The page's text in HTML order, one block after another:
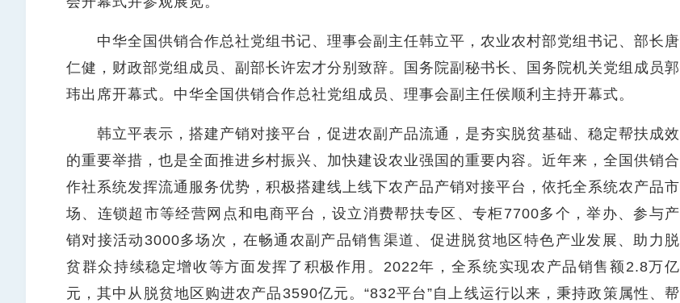
中华全国供销合作总社党组书记、理事会副主任韩立平，农业农村部党组书记、部长唐
仁健，财政部党组成员、副部长许宏才分别致辞。国务院副秘书长、国务院机关党组成员郭
玮出席开幕式。中华全国供销合作总社党组成员、理事会副主任侯顺利主持开幕式。
韩立平表示，搭建产销对接平台，促进农副产品流通，是夯实脱贫基础、稳定帮扶成效
的重要举措，也是全面推进乡村振兴、加快建设农业强国的重要内容。近年来，全国供销合
作社系统发挥流通服务优势，积极搭建线上线下农产品产销对接平台，依托全系统农产品市
场、连锁超市等经营网点和电商平台，设立消费帮扶专区、专柜7700多个，举办、参与产
销对接活动3000多场次，在畅通农副产品销售渠道、促进脱贫地区特色产业发展、助力脱
贫群众持续稳定增收等方面发挥了积极作用。2022年，全系统实现农产品销售额2.8万亿
元，其中从脱贫地区购进农产品3590亿元。“832平台”自上线运行以来，秉持政策属性、帮